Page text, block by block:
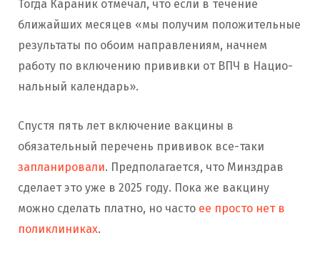
Тогда Караник отмечал, что если в течение
ближайших месяцев «мы получим положительные
результаты по обоим направлениям, начнем
работу по включению прививки от ВПЧ в Нацио­
нальный календарь».
Спустя пять лет включение вакцины в
обязательный перечень прививок все-таки
запланировали. Предполагается, что Минздрав
сделает это уже в 2025 году. Пока же вакцину
можно сделать платно, но часто ее просто нет в
поликлиниках.